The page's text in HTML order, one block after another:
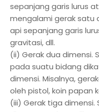
sepanjang garis lurus
mengalami gerak satu
api sepanjang garis
gravitasi, dll.
(ii) Gerak dua dimensi.
pada suatu bidang
dimensi. Misalnya,
oleh pistol, koin papan
(iii) Gerak tiga